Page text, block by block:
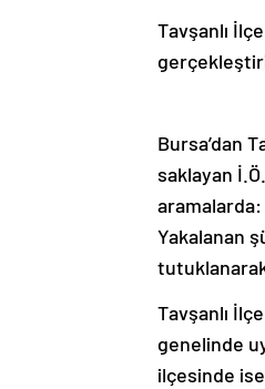
Tavşanlı
Bursa’dan
saklayan
Yakalanan
Tavşanlı
genelinde
ilçesinde